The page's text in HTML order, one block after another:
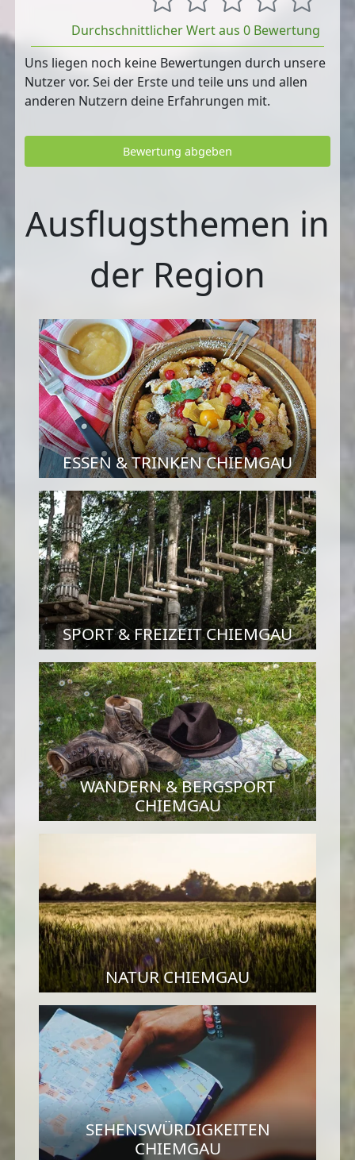
Durchschnittlicher Wert aus 0 Bewertung
Uns liegen noch keine Bewertungen durch unsere
Nutzer vor. Sei der Erste und teile uns und allen
anderen Nutzern deine Erfahrungen mit.
Bewertung abgeben
Ausflugsthemen in
der Region
ESSEN & TRINKEN CHIEMGAU
SPORT & FREIZEIT CHIEMGAU
WANDERN & BERGSPORT
CHIEMGAU
NATUR CHIEMGAU
SEHENSWÜRDIGKEITEN
CHIEMGAU